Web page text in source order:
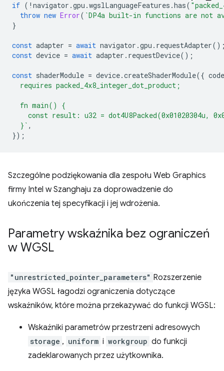
if ( ! navigator .gpu .wgslLanguageFeatures .has(
throw new Error( `DP4a built-in functions are not
}
const adapter = await navigator .gpu . requestAdapter
const device = await adapter . requestDevice();
const shaderModule = device.createShaderModule({ code
  requires packed_4x8_integer_dot_product;
  fn main() {
const result: u32 = dot4U8Packed(0x01020304u,
  }`
,
});
Szczególne podziękowania dla zespołu Web Graphics
firmy Intel w Szanghaju za doprowadzenie do
ukończenia tej specyfikacji i jej wdrożenia.
Parametry wskaźnika bez ograniczeń
w WGSL
"unrestricted_pointer_parameters" Rozszerzenie
języka WGSL łagodzi ograniczenia dotyczące
wskaźników, które można przekazywać do funkcji WGSL:
Wskaźniki parametrów przestrzeni adresowych
storage , uniform i workgroup do funkcji
zadeklarowanych przez użytkownika.